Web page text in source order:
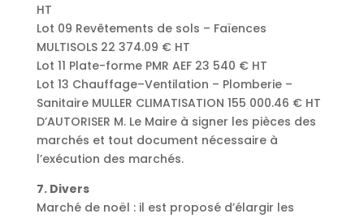
HT
Lot 09 Revêtements de sols – Faïences
MULTISOLS 22 374.09 € HT
Lot 11 Plate-forme PMR AEF 23 540 € HT
Lot 13 Chauffage–Ventilation – Plomberie –
Sanitaire MULLER CLIMATISATION 155 000.46 € HT
D’AUTORISER M. Le Maire à signer les pièces des
marchés et tout document nécessaire à
l’exécution des marchés.
7. Divers
Marché de noël : il est proposé d’élargir les